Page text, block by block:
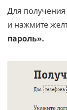
Для получения
и нажмите
пароль».